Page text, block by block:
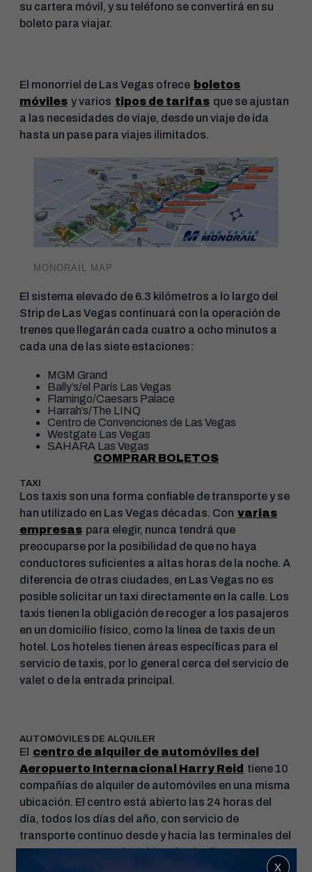
su cartera móvil, y su teléfono se convertirá en su
boleto para viajar.
El monorriel de Las Vegas ofrece boletos
móviles y varios tipos de tarifas que se ajustan
a las necesidades de viaje, desde un viaje de ida
hasta un pase para viajes ilimitados.
MONORAIL MAP
El sistema elevado de 6.3 kilómetros a lo largo del
Strip de Las Vegas continuará con la operación de
trenes que llegarán cada cuatro a ocho minutos a
cada una de las siete estaciones:
MGM Grand
Bally’s/el París Las Vegas
Flamingo/Caesars Palace
Harrah’s/The LINQ
Centro de Convenciones de Las Vegas
Westgate Las Vegas
SAHARA Las Vegas
COMPRAR BOLETOS
TAXI
Los taxis son una forma confiable de transporte y se
han utilizado en Las Vegas décadas. Con varias
empresas para elegir, nunca tendrá que
preocuparse por la posibilidad de que no haya
conductores suficientes a altas horas de la noche. A
diferencia de otras ciudades, en Las Vegas no es
posible solicitar un taxi directamente en la calle. Los
taxis tienen la obligación de recoger a los pasajeros
en un domicilio físico, como la línea de taxis de un
hotel. Los hoteles tienen áreas específicas para el
servicio de taxis, por lo general cerca del servicio de
valet o de la entrada principal.
AUTOMÓVILES DE ALQUILER
El centro de alquiler de automóviles del
Aeropuerto Internacional Harry Reid tiene 10
compañías de alquiler de automóviles en una misma
ubicación. El centro está abierto las 24 horas del
día, todos los días del año, con servicio de
transporte continuo desde y hacia las terminales del
aeropuerto. Hay varios sitios de alquiler en Las
x